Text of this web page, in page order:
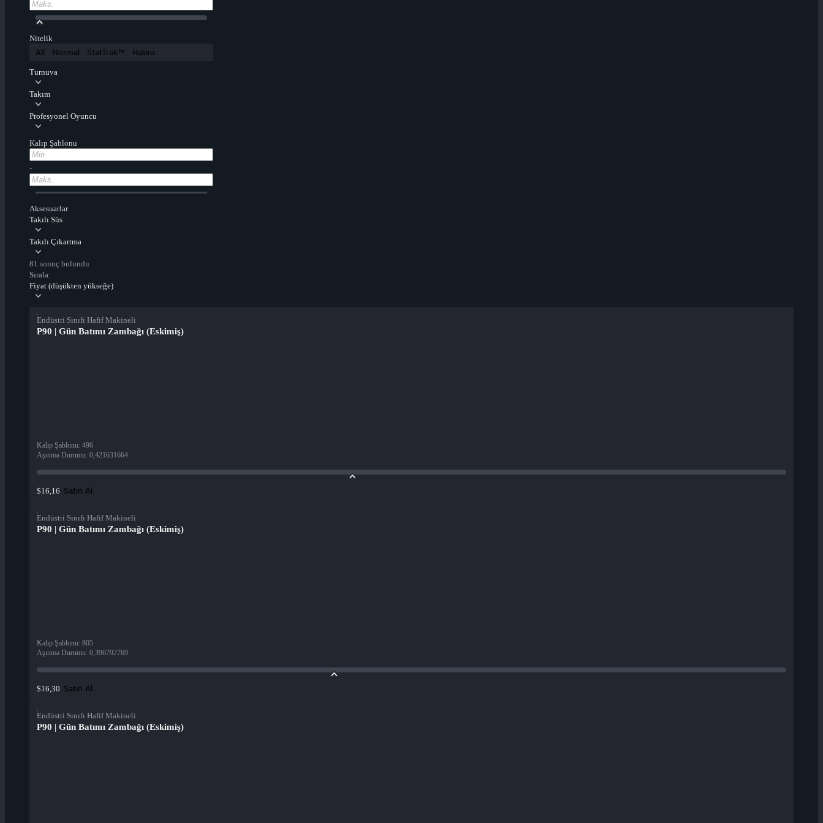
Nitelik
All Normal StatTrak™ Hatıra
Turnuva
Takım
Profesyonel Oyuncu
Kalıp Şablonu
-
Aksesuarlar
Takılı Süs
Takılı Çıkartma
81 sonuç bulundu
Sırala:
Fiyat (düşükten yükseğe)
Endüstri Sınıfı Hafif Makineli
P90 | Gün Batımı Zambağı (Eskimiş)
Kalıp Şablonu: 496
Aşınma Durumu: 0,421631664
$16,16 Satın Al
Endüstri Sınıfı Hafif Makineli
P90 | Gün Batımı Zambağı (Eskimiş)
Kalıp Şablonu: 805
Aşınma Durumu: 0,396792769
$16,30 Satın Al
Endüstri Sınıfı Hafif Makineli
P90 | Gün Batımı Zambağı (Eskimiş)